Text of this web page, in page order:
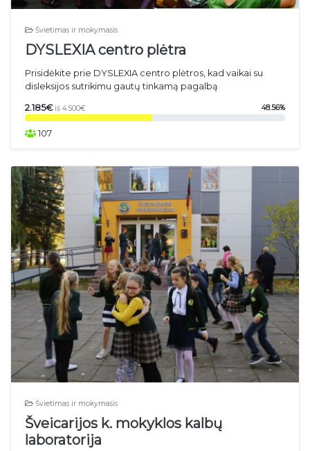
Švietimas ir mokymasis
DYSLEXIA centro plėtra
Prisidėkite prie DYSLEXIA centro plėtros, kad vaikai su
disleksijos sutrikimu gautų tinkamą pagalbą
2.185€ iš 4.500€ 48.56%
107
Švietimas ir mokymasis
Šveicarijos k. mokyklos kalbų
laboratorija